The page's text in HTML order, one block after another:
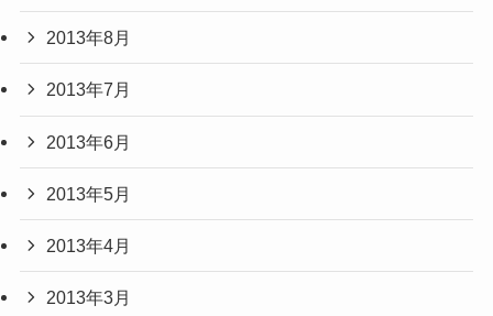
2013年8月
2013年7月
2013年6月
2013年5月
2013年4月
2013年3月